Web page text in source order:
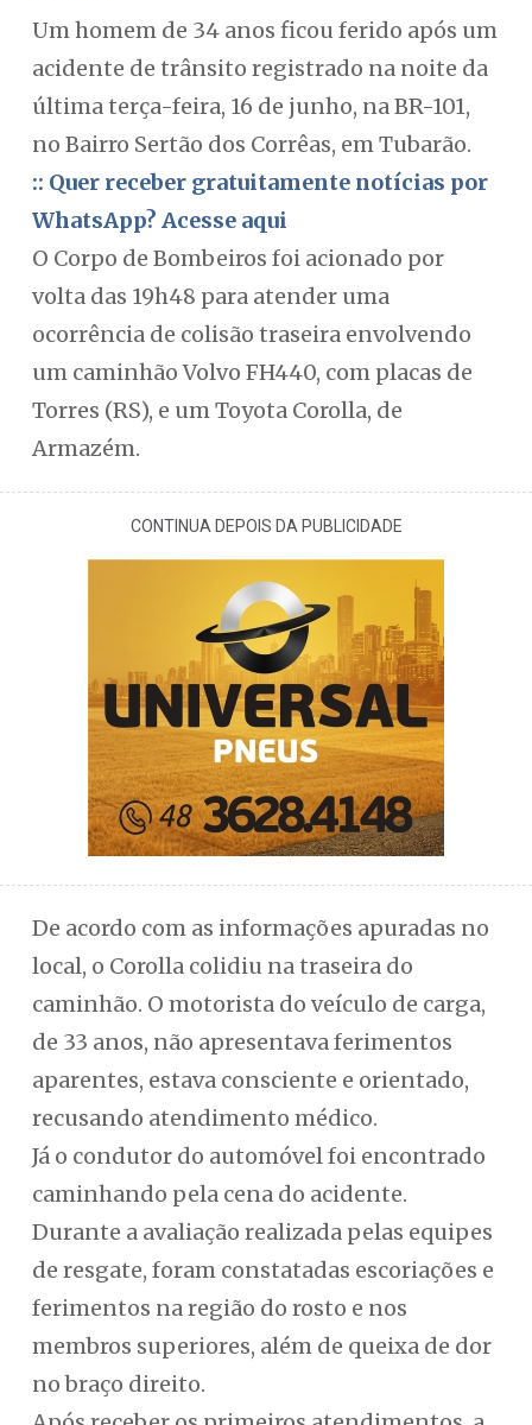
Um homem de 34 anos ficou ferido após um
acidente de trânsito registrado na noite da
última terça-feira, 16 de junho, na BR-101,
no Bairro Sertão dos Corrêas, em Tubarão.
:: Quer receber gratuitamente notícias por
WhatsApp? Acesse aqui
O Corpo de Bombeiros foi acionado por
volta das 19h48 para atender uma
ocorrência de colisão traseira envolvendo
um caminhão Volvo FH440, com placas de
Torres (RS), e um Toyota Corolla, de
Armazém.
CONTINUA DEPOIS DA PUBLICIDADE
De acordo com as informações apuradas no
local, o Corolla colidiu na traseira do
caminhão. O motorista do veículo de carga,
de 33 anos, não apresentava ferimentos
aparentes, estava consciente e orientado,
recusando atendimento médico.
Já o condutor do automóvel foi encontrado
caminhando pela cena do acidente.
Durante a avaliação realizada pelas equipes
de resgate, foram constatadas escoriações e
ferimentos na região do rosto e nos
membros superiores, além de queixa de dor
no braço direito.